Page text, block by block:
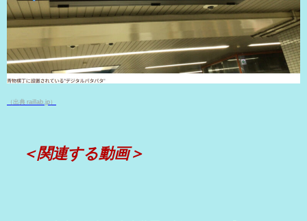
（出典 raillab.jp）
＜関連する動画＞